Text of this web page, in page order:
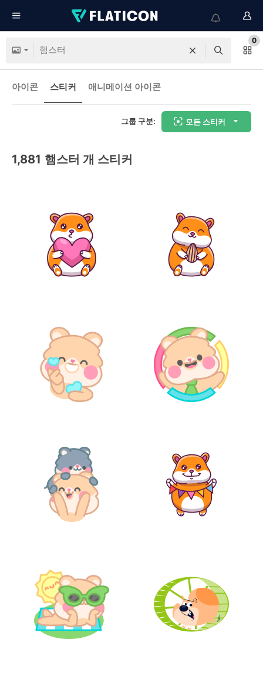
0
아이콘 스티커 애니메이션 아이콘
그룹 구분: 모든 스티커
1,881 햄스터 개 스티커